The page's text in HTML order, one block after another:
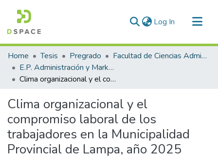
Log In (current)
Communities & Collections
All of DSpace
Statistics
Home Tesis Pregrado
Facultad de Ciencias Administrativas
E.P. Administración y Marketing
Clima organizacional y el compromiso laboral de los trabajadores en la Municipalidad Provincial de Lampa, año 2025
Clima organizacional y el
compromiso laboral de los
trabajadores en la Municipalidad
Provincial de Lampa, año 2025